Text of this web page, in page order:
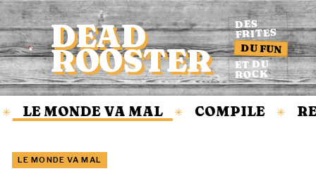
Accueil
DEAD
ROOSTER
DES
FRITES
DU FUN
ET DU
ROCK
LE MONDE VA MAL ✳ COMPILE ✳
LE MONDE VA MAL